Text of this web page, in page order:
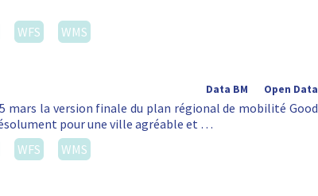
WFS WMS
Open Data
Data BM
mars la version finale du plan régional de mobilité Good
pour une ville agréable et …
WFS WMS